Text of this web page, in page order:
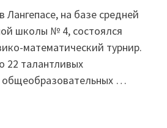
Лангепасе, на базе средней
школы № 4, состоялся
математический турнир.
22 талантливых
общеобразовательных …